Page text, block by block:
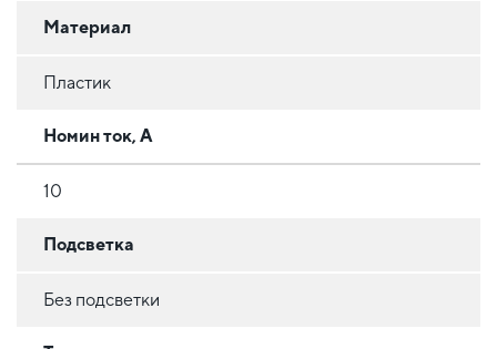
Материал
Пластик
Номин ток, А
10
Подсветка
Без подсветки